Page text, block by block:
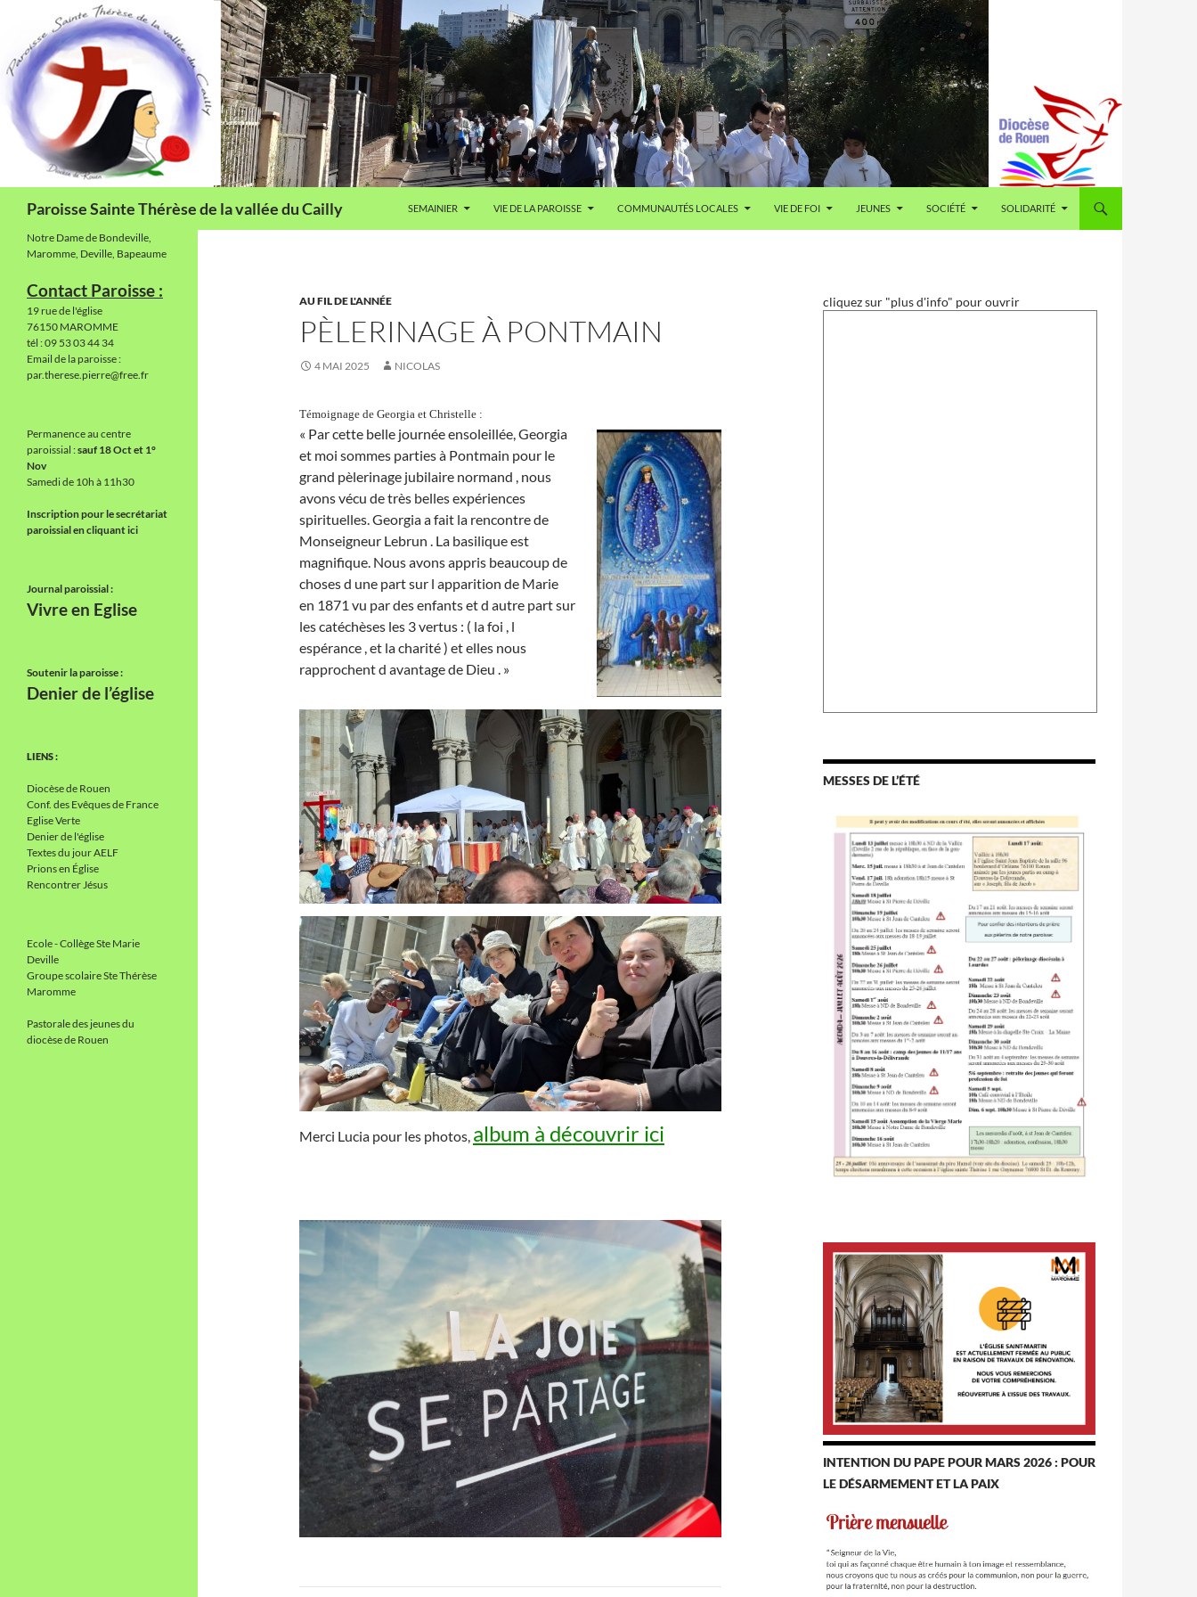
contenu
Paroisse Sainte Thérèse de la vallée du Cailly SEMAINIER VIE DE LA PAROISSE COMMUNAUTÉS LOCALES VIE DE FOI JEUNES SOCIÉTÉ SOLIDARITÉ
AU FIL DE L'ANNÉE
PÈLERINAGE À PONTMAIN
4 MAI 2025 NICOLAS
Témoignage de Georgia et Christelle :
« Par cette belle journée ensoleillée,Georgia
et moi sommes parties à Pontmain pour le
grand pèlerinage jubilaire normand , nous
avons vécu de très belles expériences
spirituelles. Georgia a fait la rencontre de
Monseigneur Lebrun . La basilique est
magnifique. Nous avons appris beaucoup de
choses d une part sur l apparition de Marie
en 1871 vu par des enfants et d autre part sur
les catéchèses les 3 vertus : ( la foi , l
espérance , et la charité ) et elles nous
rapprochent d avantage de Dieu . »
Merci Lucia pour les photos, album à découvrir ici
cliquez sur "plus d'info" pour ouvrir
MESSES DE L’ÉTÉ
INTENTION DU PAPE POUR MARS 2026 : POUR
LE DÉSARMEMENT ET LA PAIX
Notre Dame de Bondeville,
Maromme, Deville, Bapeaume
Contact Paroisse :
19 rue de l'église
76150 MAROMME
tél : 09 53 03 44 34
Email de la paroisse :
par.therese.pierre@free.fr
Permanence au centre
paroissial :sauf 18 Oct et 1°
Nov
Samedi de 10h à 11h30
Inscription pour le secrétariat
paroissial en cliquant ici
Journal paroissial :
Vivre en Eglise
Soutenir la paroisse :
Denier de l’église
LIENS :
Diocèse de Rouen
Conf. des Evêques de France
Eglise Verte
Denier de l'église
Textes du jour AELF
Prions en Église
Rencontrer Jésus
Ecole - Collège Ste Marie
Deville
Groupe scolaire Ste Thérèse
Maromme
Pastorale des jeunes du
diocèse de Rouen